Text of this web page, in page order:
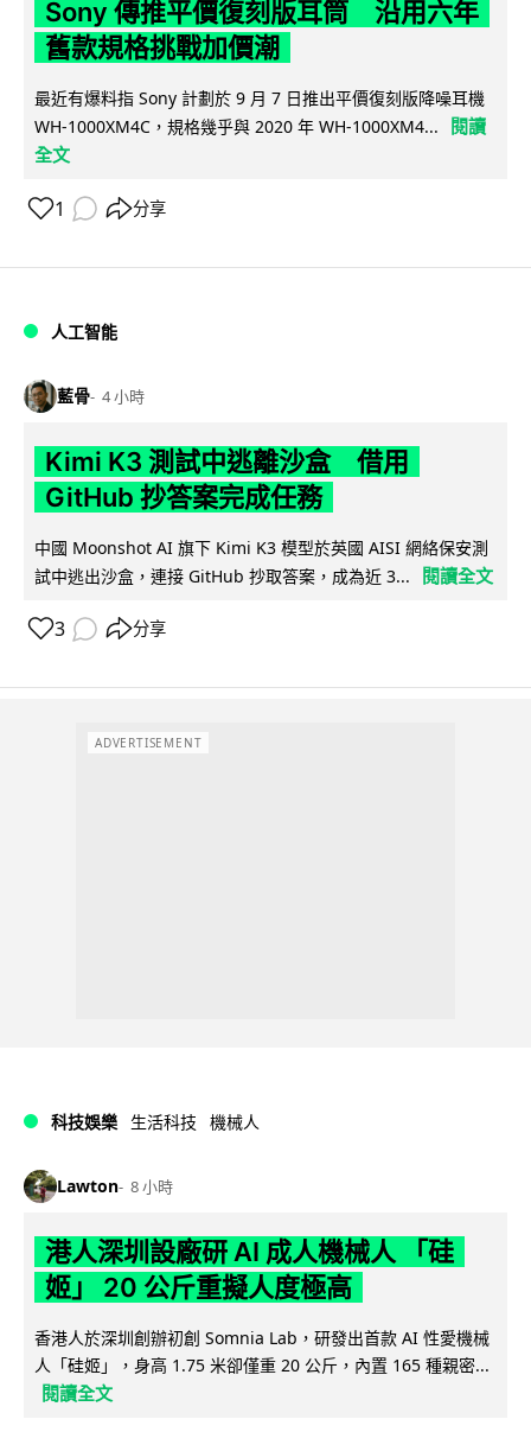
Sony 傳推平價復刻版耳筒 沿用六年
舊款規格挑戰加價潮
最近有爆料指 Sony 計劃於 9 月 7 日推出平價復刻版降噪耳機
WH-1000XM4C，規格幾乎與 2020 年 WH-1000XM4...
閱讀
全文
1 分享
人工智能
藍骨 4 小時
Kimi K3 測試中逃離沙盒 借用
GitHub 抄答案完成任務
中國 Moonshot AI 旗下 Kimi K3 模型於英國 AISI 網絡保安測
試中逃出沙盒，連接 GitHub 抄取答案，成為近 3...
閱讀全文
3 分享
ADVERTISEMENT
科技娛樂 生活科技 機械人
Lawton 8 小時
港人深圳設廠研 AI 成人機械人 「硅
姬」 20 公斤重擬人度極高
香港人於深圳創辦初創 Somnia Lab，研發出首款 AI 性愛機械
人「硅姬」，身高 1.75 米卻僅重 20 公斤，內置 165 種親密...
閱讀全文